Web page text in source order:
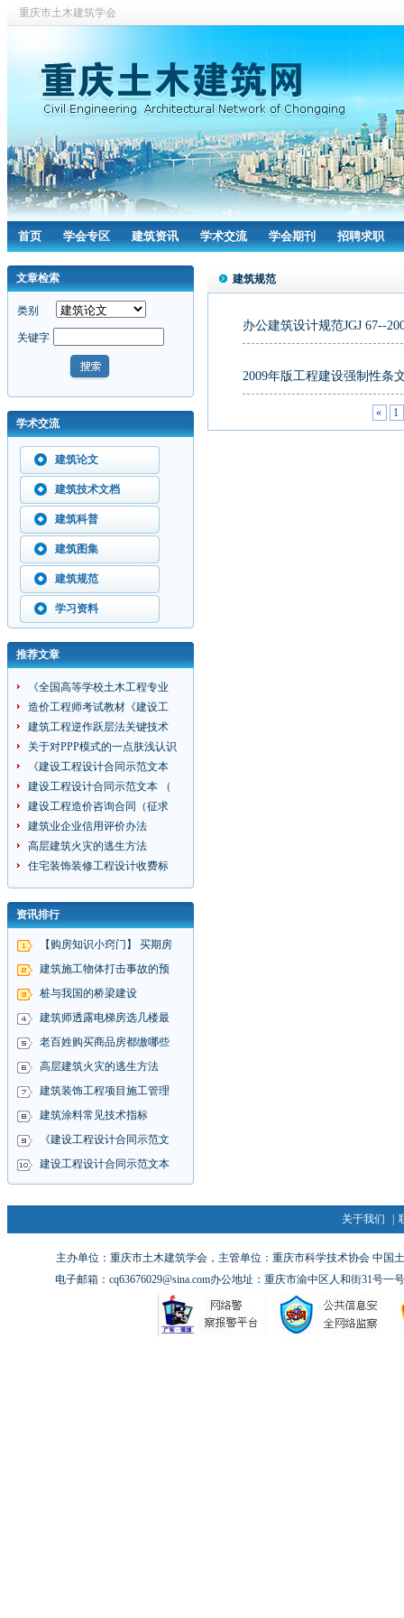
重庆市土木建筑学会
首页 学会专区 建筑资讯 学术交流 学会期刊 招聘求职
文章检索
类别
关键字
学术交流
建筑论文
建筑技术文档
建筑科普
建筑图集
建筑规范
学习资料
推荐文章
《全国高等学校土木工程专业
造价工程师考试教材《建设工
建筑工程逆作跃层法关键技术
关于对PPP模式的一点肤浅认识
《建设工程设计合同示范文本
建设工程设计合同示范文本 （
建设工程造价咨询合同（征求
建筑业企业信用评价办法
高层建筑火灾的逃生方法
住宅装饰装修工程设计收费标
资讯排行
【购房知识小窍门】 买期房
建筑施工物体打击事故的预
桩与我国的桥梁建设
建筑师透露电梯房选几楼最
老百姓购买商品房都缴哪些
高层建筑火灾的逃生方法
建筑装饰工程项目施工管理
建筑涂料常见技术指标
《建设工程设计合同示范文
建设工程设计合同示范文本
建筑规范
办公建筑设计规范JGJ 67--
2009年版工程建设强制性条
« 1
关于我们
主办单位：重庆市土木建筑学会，主管单位：重庆市科学技术协会 中国
电子邮箱：cq63676029@sina.com办公地址：重庆市渝中区人和街31号一